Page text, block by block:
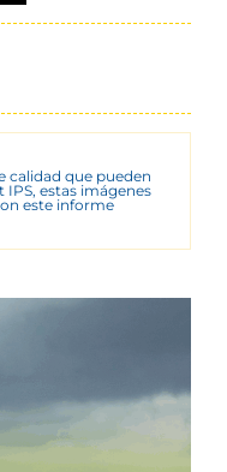
calidad que pueden
IPS, estas imágenes
este informe